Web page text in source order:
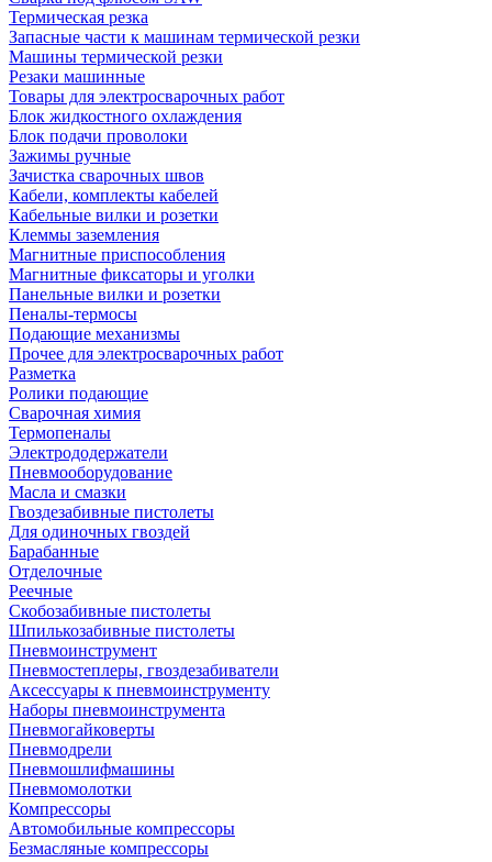
Термическая резка
Запасные части к машинам термической резки
Машины термической резки
Резаки машинные
Товары для электросварочных работ
Блок жидкостного охлаждения
Блок подачи проволоки
Зажимы ручные
Зачистка сварочных швов
Кабели, комплекты кабелей
Кабельные вилки и розетки
Клеммы заземления
Магнитные приспособления
Магнитные фиксаторы и уголки
Панельные вилки и розетки
Пеналы-термосы
Подающие механизмы
Прочее для электросварочных работ
Разметка
Ролики подающие
Сварочная химия
Термопеналы
Электрододержатели
Пневмооборудование
Масла и смазки
Гвоздезабивные пистолеты
Для одиночных гвоздей
Барабанные
Отделочные
Реечные
Скобозабивные пистолеты
Шпилькозабивные пистолеты
Пневмоинструмент
Пневмостеплеры, гвоздезабиватели
Аксессуары к пневмоинструменту
Наборы пневмоинструмента
Пневмогайковерты
Пневмодрели
Пневмошлифмашины
Пневмомолотки
Компрессоры
Автомобильные компрессоры
Безмасляные компрессоры